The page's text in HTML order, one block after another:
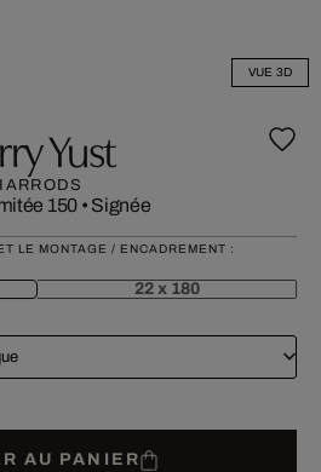
VUE 3D
Yust
150 • Signée
LE MONTAGE / ENCADREMENT :
22 x 180
AU PANIER